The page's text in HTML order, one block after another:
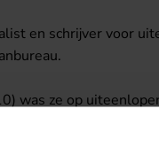
en schrijver voor
was ze op
aan de